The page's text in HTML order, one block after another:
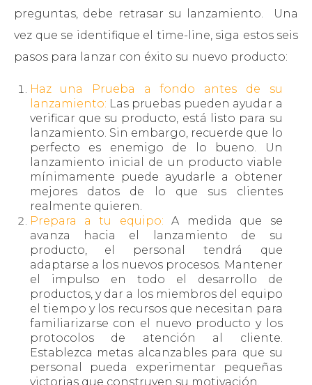
preguntas, debe retrasar su lanzamiento. Una
vez que se identifique el time-line, siga estos seis
pasos para lanzar con éxito su nuevo producto:
Haz una Prueba a fondo antes de su
lanzamiento: Las pruebas pueden ayudar a
verificar que su producto, está listo para su
lanzamiento. Sin embargo, recuerde que lo
perfecto es enemigo de lo bueno. Un
lanzamiento inicial de un producto viable
mínimamente puede ayudarle a obtener
mejores datos de lo que sus clientes
realmente quieren.
Prepara a tu equipo: A medida que se
avanza hacia el lanzamiento de su
producto, el personal tendrá que
adaptarse a los nuevos procesos. Mantener
el impulso en todo el desarrollo de
productos, y dar a los miembros del equipo
el tiempo y los recursos que necesitan para
familiarizarse con el nuevo producto y los
protocolos de atención al cliente.
Establezca metas alcanzables para que su
personal pueda experimentar pequeñas
victorias que construyen su motivación.